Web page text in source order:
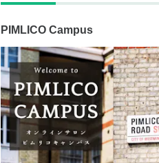
PIMLICO Campus